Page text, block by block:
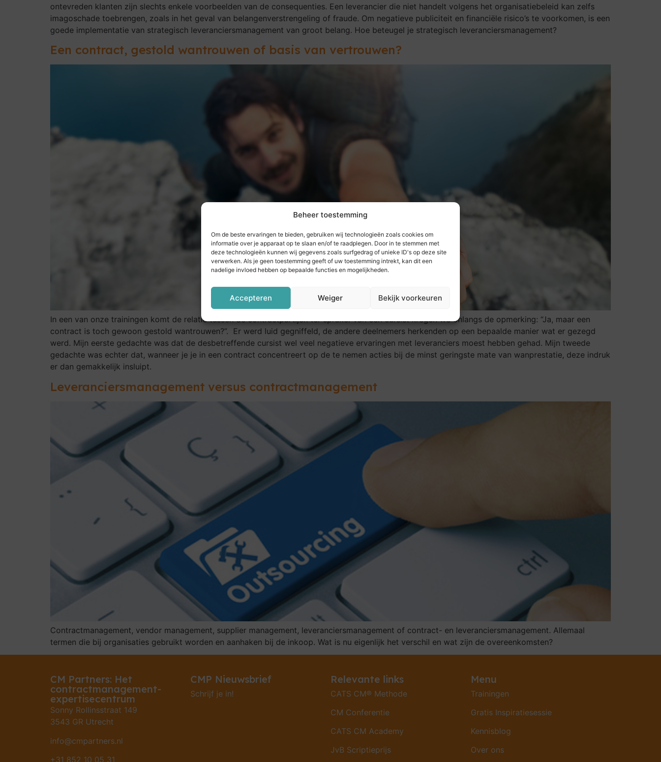
Beheer toestemming
Om de beste ervaringen te bieden, gebruiken wij technologieën zoals cookies om
informatie over je apparaat op te slaan en/of te raadplegen. Door in te stemmen met
deze technologieën kunnen wij gegevens zoals surfgedrag of unieke ID's op deze site
verwerken. Als je geen toestemming geeft of uw toestemming intrekt, kan dit een
nadelige invloed hebben op bepaalde functies en mogelijkheden.
Accepteren Weiger Bekijk voorkeuren
ontevreden klanten zijn slechts enkele voorbeelden van de consequenties. Een leverancier die niet handelt volgens het organisatiebeleid kan zelfs
imagoschade toebrengen, zoals in het geval van belangenverstrengeling of fraude. Om negatieve publiciteit en financiële risico’s te voorkomen, is een
goede implementatie van strategisch leveranciersmanagement van groot belang. Hoe beteugel je strategisch leveranciersmanagement?
Een contract, gestold wantrouwen of basis van vertrouwen?
In een van onze trainingen komt de relatie tussen de contractpartijen ter sprake. Van een cursist kregen we onlangs de opmerking: “Ja, maar een
contract is toch gewoon gestold wantrouwen?”. Er werd luid gegniffeld, de andere deelnemers herkenden op een bepaalde manier wat er gezegd
werd. Mijn eerste gedachte was dat de desbetreffende cursist wel veel negatieve ervaringen met leveranciers moest hebben gehad. Mijn tweede
gedachte was echter dat, wanneer je je in een contract concentreert op de te nemen acties bij de minst geringste mate van wanprestatie, deze indruk
er dan gemakkelijk insluipt.
Leveranciersmanagement versus contractmanagement
Contractmanagement, vendor management, supplier management, leveranciersmanagement of contract- en leveranciersmanagement. Allemaal
termen die bij organisaties gebruikt worden en aanhaken bij de inkoop. Wat is nu eigenlijk het verschil en wat zijn de overeenkomsten?
CM Partners: Het
contractmanagement-
expertisecentrum
Sonny Rollinsstraat 149
3543 GR Utrecht
info@cmpartners.nl
+31 852 10 05 31
CMP Nieuwsbrief
Schrijf je in!
Relevante links
CATS CM® Methode
CM Conferentie
CATS CM Academy
JvB Scriptieprijs
Menu
Trainingen
Gratis Inspiratiesessie
Kennisblog
Over ons